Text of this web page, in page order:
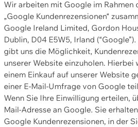
Wir arbeiten mit Google im Rahmen
„Google Kundenrezensionen“
Google Ireland Limited, Gordon
Dublin, D04 E5W5, Irland
gibt uns die Möglichkeit,
unserer Website einzuholen. Hierbei
einem Einkauf auf unserer Website
einer E-Mail-Umfrage von Google
Wenn Sie Ihre Einwilligung erteilen,
Mail-Adresse an Google. Sie
Google Kundenrezensionen, in der